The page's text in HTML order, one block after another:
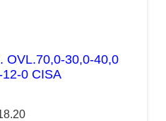
OVL.70,0-30,0-40,0
0 CISA